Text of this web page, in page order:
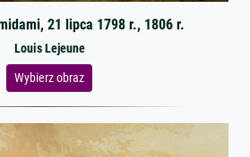
21 lipca 1798 r., 1806 r.
Louis Lejeune
Wybierz obraz